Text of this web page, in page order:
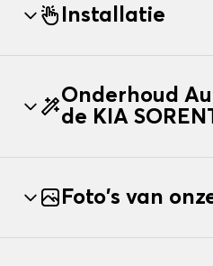
Installatie
Onderhoud
de KIA
Foto's van